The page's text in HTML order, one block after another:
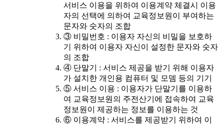
서비스 이용을 위하여 이용계약 체결시 이용
자의 선택에 의하여 교육정보원이 부여하는
문자와 숫자의 조합
③ 비밀번호 : 이용자 자신의 비밀을 보호하
기 위하여 이용자 자신이 설정한 문자와 숫자
의 조합
④ 단말기 : 서비스 제공을 받기 위해 이용자
가 설치한 개인용 컴퓨터 및 모뎀 등의 기기
⑤ 서비스 이용 : 이용자가 단말기를 이용하
여 교육정보원의 주전산기에 접속하여 교육
정보원이 제공하는 정보를 이용하는 것
⑥ 이용계약 : 서비스를 제공받기 위하여 이